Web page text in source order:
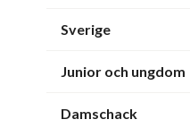
Sverige
Junior och ungdom
Damschack